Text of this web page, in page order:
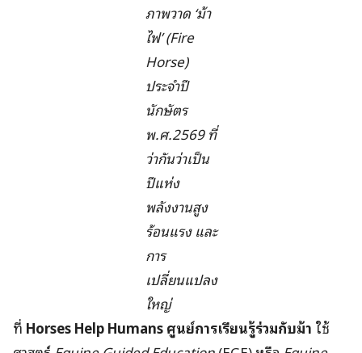
ภาพวาด ‘ม้า
ไฟ’ (Fire
Horse)
ประจำปี
นักษัตร
พ.ศ.2569 ที่
ว่ากันว่าเป็น
ปีแห่ง
พลังงานสูง
ร้อนแรง และ
การ
เปลี่ยนแปลง
ใหญ่
ที่ Horses Help Humans ศูนย์การเรียนรู้ร่วมกับม้า ใช้